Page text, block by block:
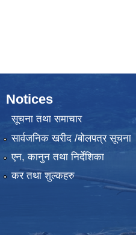
Notices
सूचना तथा समाचार
सार्वजनिक खरीद /बोलपत्र सूचना
एन, कानुन तथा निर्देशिका
कर तथा शुल्कहरु